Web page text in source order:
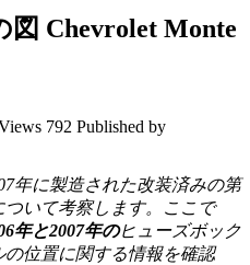
Chevrolet Monte
792 Published by
年に製造された改装済みの第
いて考察します。ここで
年と2007年のヒューズボック
位置に関する情報を確認